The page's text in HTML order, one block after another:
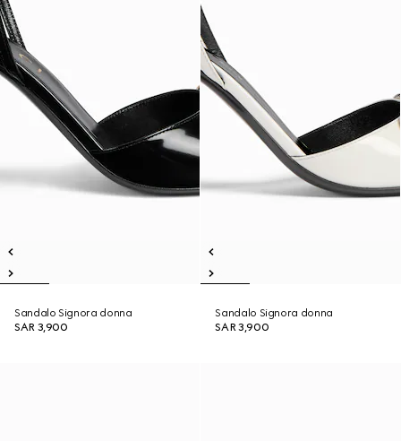
Sandalo Signora donna
SAR 3,900
Sandalo Signora donna
SAR 3,900